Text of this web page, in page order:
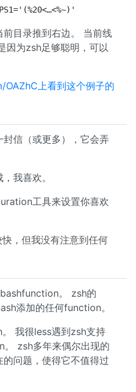
目录推到右边。 当前线
因为zsh足够聪明，可以
上看到这个例子的
信（或更多），它会弄
我喜欢。
工具来设置你喜欢
，但我没有注意到任何
。 zsh的
添加的任何function。
我很less遇到zsh支持
zsh多年来偶尔出现的
问题，使得它不值得过